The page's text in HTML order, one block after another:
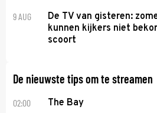
9 AUG
De TV van gisteren:
kunnen kijkers niet
scoort
De nieuwste tips om te streamen
02:00 The Bay